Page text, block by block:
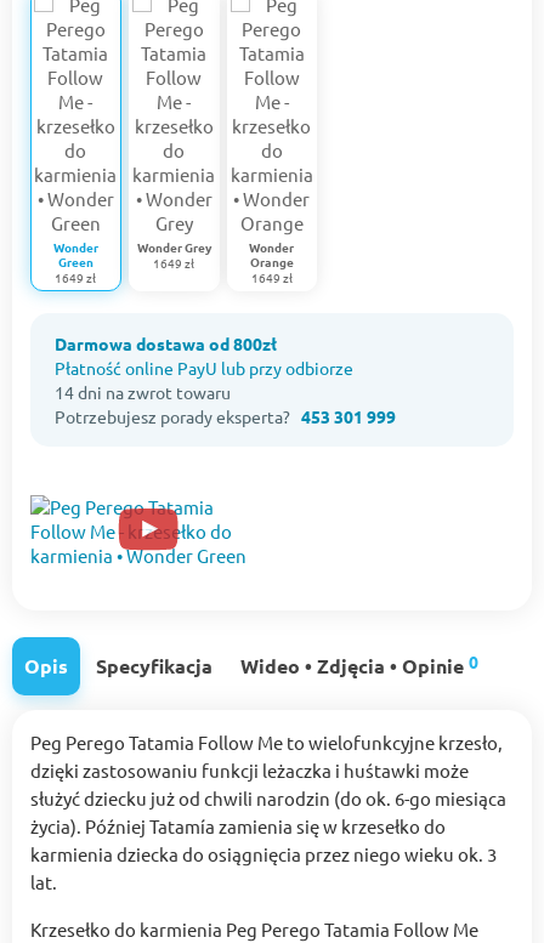
Wonder
Green
1649 zł
Wonder Grey
1649 zł
Wonder
Orange
1649 zł
Darmowa dostawa od 800zł
Płatność online PayU lub przy odbiorze
14 dni na zwrot towaru
Potrzebujesz porady eksperta? 453 301 999
Opis Specyfikacja Wideo • Zdjęcia • Opinie 0
Peg Perego Tatamia Follow Me to wielofunkcyjne krzesło,
dzięki zastosowaniu funkcji leżaczka i huśtawki może
służyć dziecku już od chwili narodzin (do ok. 6-go miesiąca
życia). Później Tatamía zamienia się w krzesełko do
karmienia dziecka do osiągnięcia przez niego wieku ok. 3
lat.
Krzesełko do karmienia Peg Perego Tatamia Follow Me